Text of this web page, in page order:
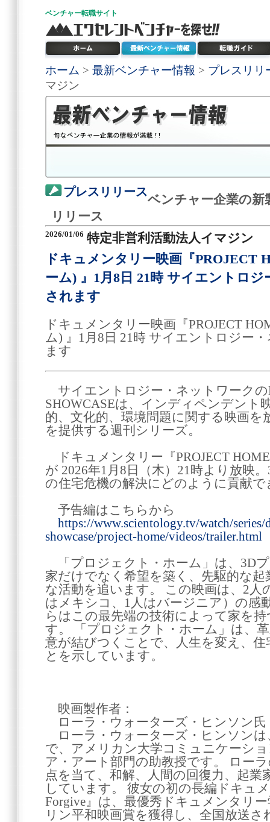
ベンチャー転職サイト
ホーム > 最新ベンチャー情報 > プレスリリ
マジン
プレスリリース
ベンチャー企業の新
リリース
2026/01/06 特定非営利活動法人イマジン
ドキュメンタリー映画『PROJECT
ーム) 』1月8日 21時 サイエントロ
されます
ドキュメンタリー映画『PROJECT
ム) 』1月8日 21時 サイエントロジー
ます
サイエントロジー・ネットワークの
SHOWCASEは、インディペンデント
的、文化的、環境問題に関する映画
を提供する週刊シリーズ。
ドキュメンタリー『PROJECT
が 2026年1月8日（木）21時より放映
の住宅危機の解決にどのように貢献
予告編はこちらから
https://www.scientology.tv/watch/series/
showcase/project-home/videos/trailer.html
「プロジェクト・ホーム」は、3D
家だけでなく希望を築く、先駆的な
な活動を追います。 この映画は、2人
はメキシコ、1人はバージニア）の感
らはこの最先端の技術によって家を
す。 「プロジェクト・ホーム」は、
意が結びつくことで、人生を変え、
とを示しています。
映画製作者：
ローラ・ウォーターズ・ヒンソン氏
ローラ・ウォーターズ・ヒンソンは
で、アメリカン大学コミュニケーシ
ア・アート部門の助教授です。 ロー
点を当て、和解、人間の回復力、起
しています。 彼女の初の長編ドキュ
Forgive』は、最優秀ドキュメンタリ
リン平和映画賞を獲得し、全国放送さ